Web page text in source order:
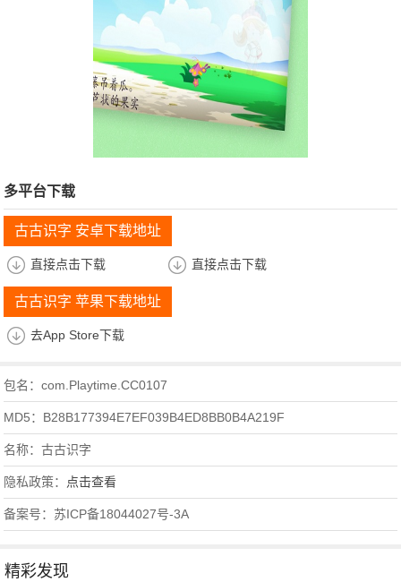
多平台下载
古古识字 安卓下载地址
直接点击下载 直接点击下载
古古识字 苹果下载地址
去App Store下载
包名：com.Playtime.CC0107
MD5：B28B177394E7EF039B4ED8BB0B4A219F
名称：古古识字
隐私政策： 点击查看
备案号：苏ICP备18044027号-3A
精彩发现